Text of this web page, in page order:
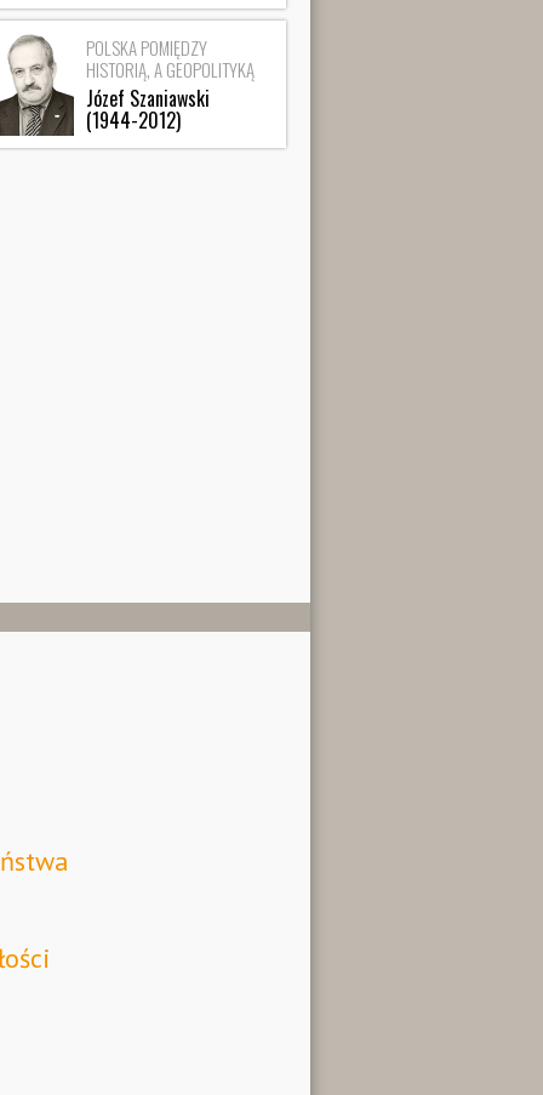
POLSKA POMIĘDZY
HISTORIĄ, A GEOPOLITYKĄ
Józef Szaniawski
(1944-2012)